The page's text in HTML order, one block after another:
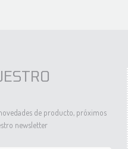
de producto, próximos
newsletter